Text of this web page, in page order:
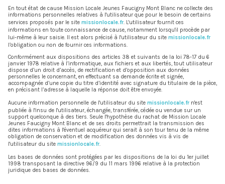
En tout état de cause Mission Locale Jeunes Faucigny Mont Blanc ne collecte des
informations personnelles relatives à l'utilisateur que pour le besoin de certains
services proposés par le site missionlocale.fr. L'utilisateur fournit ces
informations en toute connaissance de cause, notamment lorsqu'il procède par
lui-même à leur saisie. Il est alors précisé à l'utilisateur du site missionlocale.fr
l’obligation ou non de fournir ces informations.
Conformément aux dispositions des articles 38 et suivants de la loi 78-17 du 6
janvier 1978 relative à l’informatique, aux fichiers et aux libertés, tout utilisateur
dispose d’un droit d’accès, de rectification et d’opposition aux données
personnelles le concernant, en effectuant sa demande écrite et signée,
accompagnée d’une copie du titre d’identité avec signature du titulaire de la pièce,
en précisant l’adresse à laquelle la réponse doit être envoyée.
Aucune information personnelle de l'utilisateur du site missionlocale.fr n'est
publiée à l'insu de l'utilisateur, échangée, transférée, cédée ou vendue sur un
support quelconque à des tiers. Seule l'hypothèse du rachat de Mission Locale
Jeunes Faucigny Mont Blanc et de ses droits permettrait la transmission des
dites informations à l'éventuel acquéreur qui serait à son tour tenu de la même
obligation de conservation et de modification des données vis à vis de
l'utilisateur du site missionlocale.fr.
Les bases de données sont protégées par les dispositions de la loi du 1er juillet
1998 transposant la directive 96/9 du 11 mars 1996 relative à la protection
juridique des bases de données.